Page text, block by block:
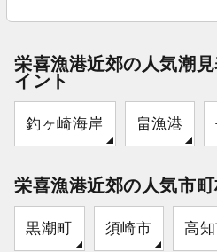
栄喜漁港近郊の人気潮
イント
釣ヶ崎海岸 畠漁港
栄喜漁港近郊の人気市
黒潮町 須崎市 高